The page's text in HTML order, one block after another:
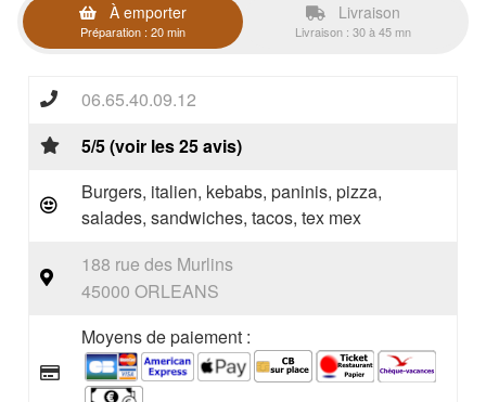
À emporter
Préparation : 20 min
Livraison
Livraison : 30 à 45 mn
06.65.40.09.12
5/5 (voir les 25 avis)
Burgers, italien, kebabs, paninis, pizza,
salades, sandwiches, tacos, tex mex
188 rue des Murlins
45000 ORLEANS
Moyens de paiement :